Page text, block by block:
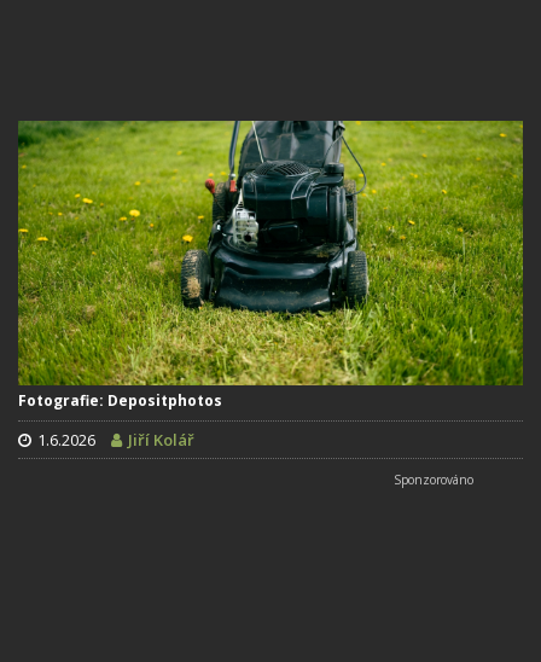
Fotografie: Depositphotos
1.6.2026 Jiří Kolář